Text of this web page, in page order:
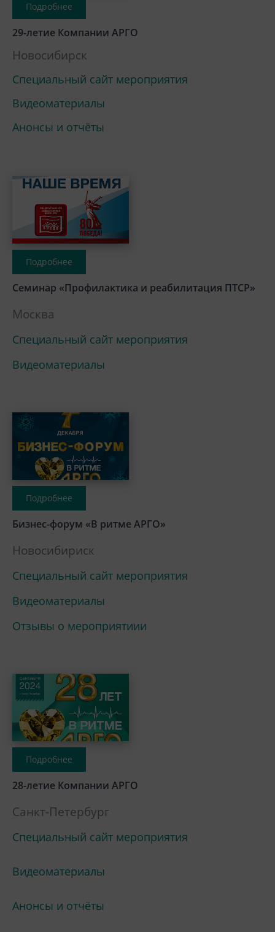
Подробнее
29-летие Компании АРГО
Новосибирск
Специальный сайт мероприятия
Видеоматериалы
Анонсы и отчёты
Подробнее
Семинар «Профилактика и реабилитация ПТСР»
Москва
Специальный сайт мероприятия
Видеоматериалы
Подробнее
Бизнес-форум «В ритме АРГО»
Новосибириск
Специальный сайт мероприятия
Видеоматериалы
Отзывы о мероприятиии
Подробнее
28-летие Компании АРГО
Санкт-Петербург
Специальный сайт мероприятия
Видеоматериалы
Анонсы и отчёты